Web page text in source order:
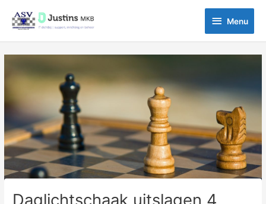
naar
inhoud
Menu
Menu
navigatie